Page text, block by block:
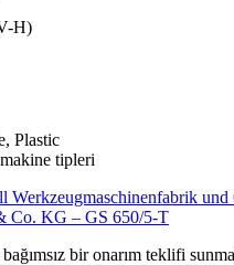
H)
Plastic
tipleri
Werkzeugmaschinenfabrik
Co. KG – GS 650/5-T
bir onarım teklifi